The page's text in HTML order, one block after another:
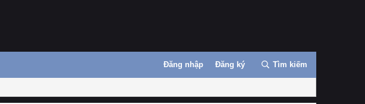
Đăng nhập Đăng ký Tìm kiếm